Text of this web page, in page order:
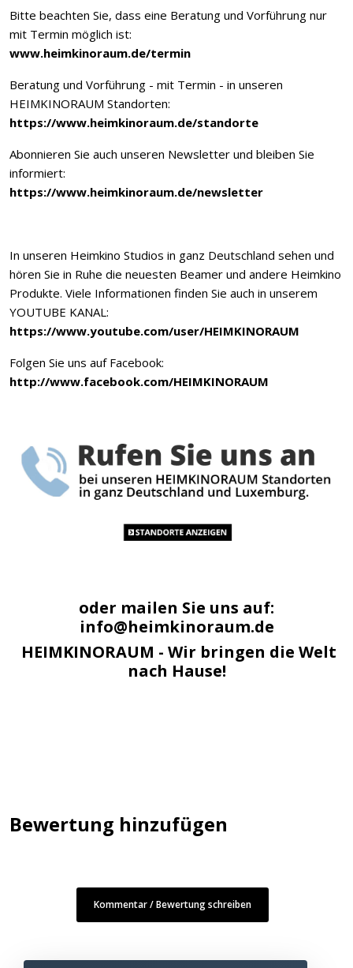
Bitte beachten Sie, dass eine Beratung und Vorführung nur
mit Termin möglich ist:
www.heimkinoraum.de/termin
Beratung und Vorführung - mit Termin - in unseren
HEIMKINORAUM Standorten:
https://www.heimkinoraum.de/standorte
Abonnieren Sie auch unseren Newsletter und bleiben Sie
informiert:
https://www.heimkinoraum.de/newsletter
In unseren Heimkino Studios in ganz Deutschland sehen und
hören Sie in Ruhe die neuesten Beamer und andere Heimkino
Produkte. Viele Informationen finden Sie auch in unserem
YOUTUBE KANAL:
https://www.youtube.com/user/HEIMKINORAUM
Folgen Sie uns auf Facebook:
http://www.facebook.com/HEIMKINORAUM
oder mailen Sie uns auf:
info@heimkinoraum.de
HEIMKINORAUM - Wir bringen die Welt
nach Hause!
Bewertung hinzufügen
Kommentar / Bewertung schreiben